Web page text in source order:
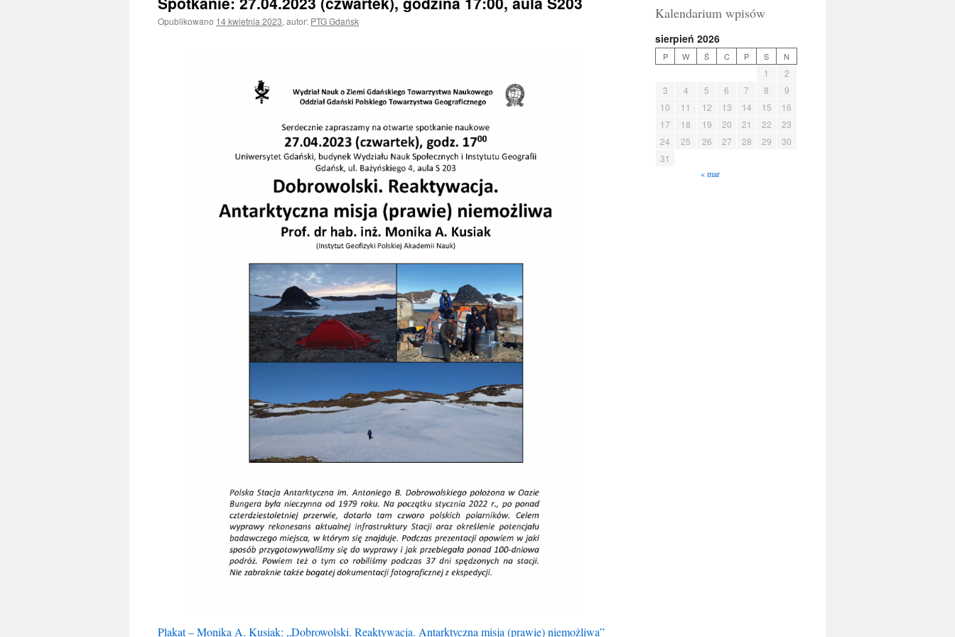
Opublikowano 14 kwietnia 2023, autor: PTG Gdańsk
Plakat – Monika A. Kusiak: „Dobrowolski. Reaktywacja. Antarktyczna misja (prawie) niemożliwa”
Kalendarium wpisów
sierpień 2026
P W Ś C P S N
1
2
3
4 5 6 7 8
9
10
11 12 13 14 15
16
17
18 19 20 21 22
23
24
25 26 27 28 29
30
31
« mar